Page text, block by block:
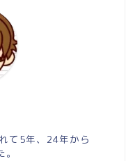
て5年、24年から